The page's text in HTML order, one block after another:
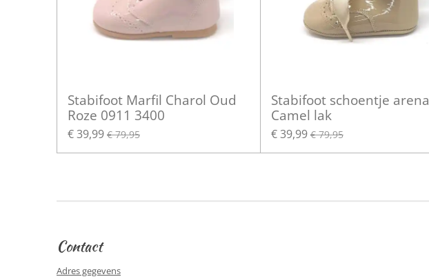
Stabifoot Marfil Charol Oud
Roze 0911 3400
€ 39,99 € 79,95
Stabifoot schoentje arena
Camel lak
€ 39,99 € 79,95
Contact
Adres gegevens